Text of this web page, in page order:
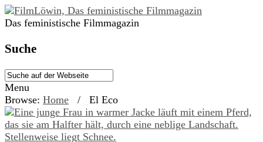
Das feministische Filmmagazin
Suche
Menu
Browse: Home / El Eco